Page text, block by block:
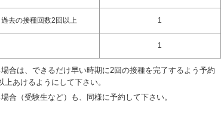
過去の接種回数2回以上 1
1
合は、できるだけ早い時期に2回の接種を完了するよう予約
あけるようにして下さい。
合（受験生など）も、同様に予約して下さい。